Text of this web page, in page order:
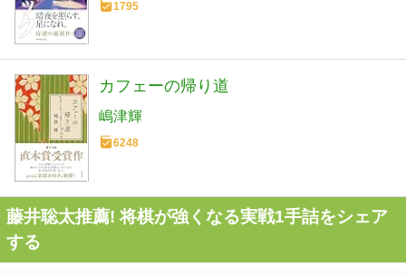
1795
カフェーの帰り道
嶋津輝
6248
藤井聡太推薦! 将棋が強くなる実戦1手詰をシェア
する